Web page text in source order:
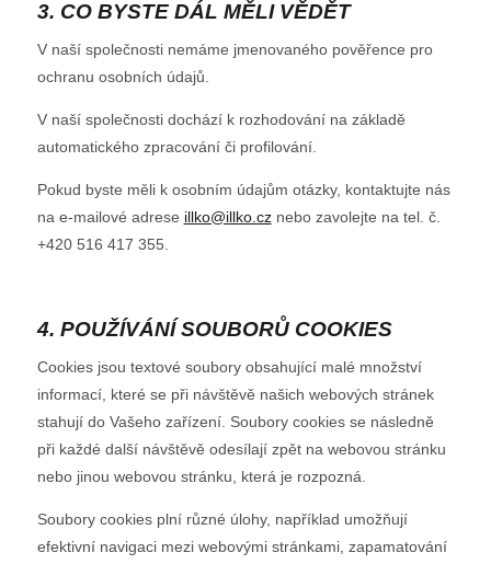
3. CO BYSTE DÁL MĚLI VĚDĚT
V naší společnosti nemáme jmenovaného pověřence pro
ochranu osobních údajů.
V naší společnosti dochází k rozhodování na základě
automatického zpracování či profilování.
Pokud byste měli k osobním údajům otázky, kontaktujte nás
na e-mailové adrese illko@illko.cznebo zavolejte na tel. č.
+420 516 417 355.
4. POUŽÍVÁNÍ SOUBORŮ COOKIES
Cookies jsou textové soubory obsahující malé množství
informací, které se při návštěvě našich webových stránek
stahují do Vašeho zařízení. Soubory cookies se následně
při každé další návštěvě odesílají zpět na webovou stránku
nebo jinou webovou stránku, která je rozpozná.
Soubory cookies plní různé úlohy, například umožňují
efektivní navigaci mezi webovými stránkami, zapamatování